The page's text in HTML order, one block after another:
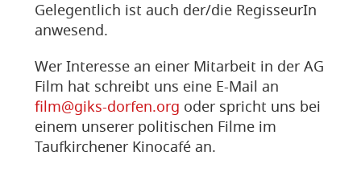
Gelegentlich ist auch der/die RegisseurIn
anwesend.
Wer Interesse an einer Mitarbeit in der AG
Film hat schreibt uns eine E-Mail an
film@giks-dorfen.org oder spricht uns bei
einem unserer politischen Filme im
Taufkirchener Kinocafé an.